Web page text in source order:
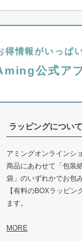
得情報がいっぱい
公式ア
ラッピングについて
アミングオンラインシ
商品にあわせて「包装
袋」のいずれかでお包
【有料のBOXラッピン
ます。
MORE